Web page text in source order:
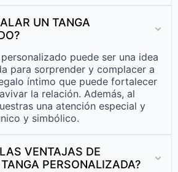
UN TANGA
puede ser una idea
para sorprender y complacer a
íntimo que puede fortalecer
la relación. Además, al
una atención especial y
y simbólico.
VENTAJAS DE
PERSONALIZADA?